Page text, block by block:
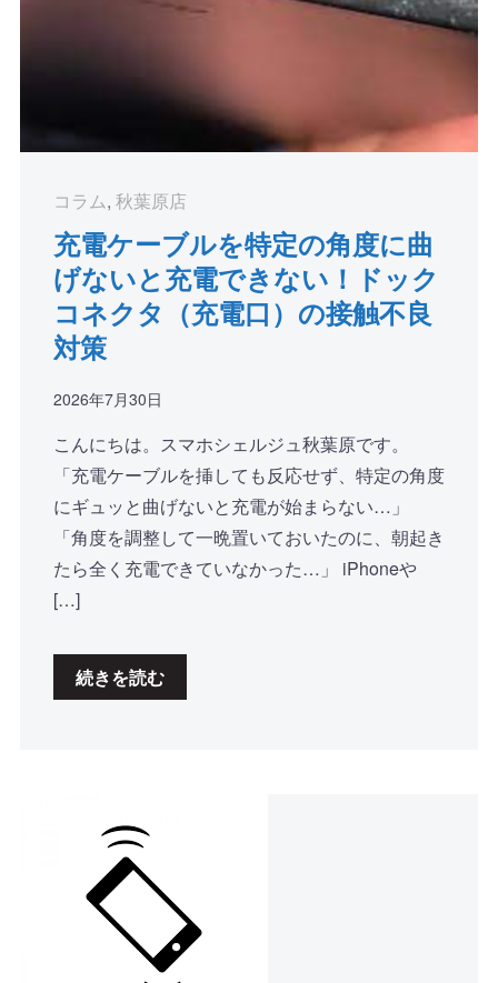
コラム, 秋葉原店
充電ケーブルを特定の角度に曲
げないと充電できない！ドック
コネクタ（充電口）の接触不良
対策
2026年7月30日
こんにちは。スマホシェルジュ秋葉原です。
「充電ケーブルを挿しても反応せず、特定の角度
にギュッと曲げないと充電が始まらない…」
「角度を調整して一晩置いておいたのに、朝起き
たら全く充電できていなかった…」 iPhoneや
[…]
続きを読む